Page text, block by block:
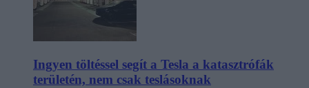
Ingyen töltéssel segít a Tesla a katasztrófák
területén, nem csak teslásoknak